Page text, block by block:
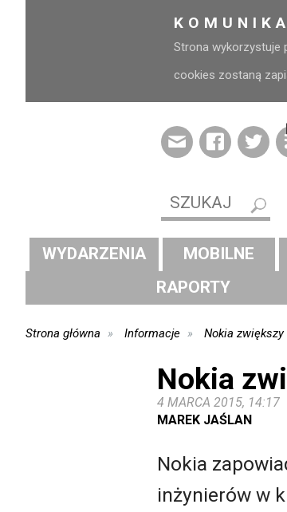
Strona wykorzystuje
cookies zostaną
WYDARZENIA MOBILNE
RAPORTY
Strona główna Informacje Nokia
Nokia
4 MARCA 2015, 14:17
MAREK JAŚLAN
Nokia
inżynierów w